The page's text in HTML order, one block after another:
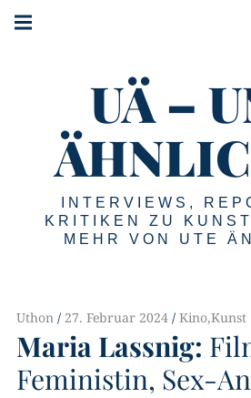
Springe
zum
UÄ –
INTERVIEWS,
KRITIKEN ZU
MEHR VON UTE
Uthon 27. Februar 2024 Kino,Kunst
Maria Lassnig:
Feministin, Sex-